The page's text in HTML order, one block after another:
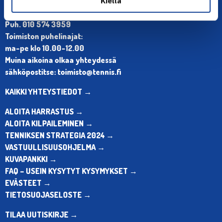
Olympiastadion, Paavo Nurmen tie 1, 00250 Helsinki
Puh. 010 574 3959
Toimiston puhelinajat:
ma-pe klo 10.00-12.00
Muina aikoina olkaa yhteydessä
sähköpostitse: toimisto@tennis.fi
KAIKKI YHTEYSTIEDOT →
ALOITA HARRASTUS →
ALOITA KILPAILEMINEN →
TENNIKSEN STRATEGIA 2024 →
VASTUULLISUUSOHJELMA →
KUVAPANKKI →
FAQ – USEIN KYSYTYT KYSYMYKSET →
EVÄSTEET →
TIETOSUOJASELOSTE →
TILAA UUTISKIRJE →